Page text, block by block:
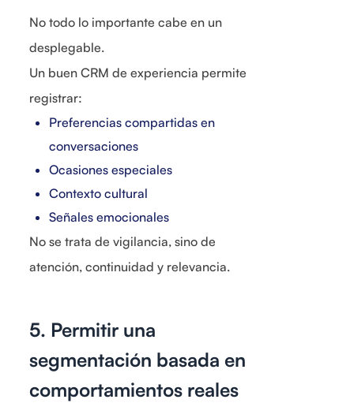
No todo lo importante cabe en un
desplegable.
Un buen CRM de experiencia permite
registrar:
Preferencias compartidas en
conversaciones
Ocasiones especiales
Contexto cultural
Señales emocionales
No se trata de vigilancia, sino de
atención, continuidad y relevancia.
5. Permitir una
segmentación basada en
comportamientos reales